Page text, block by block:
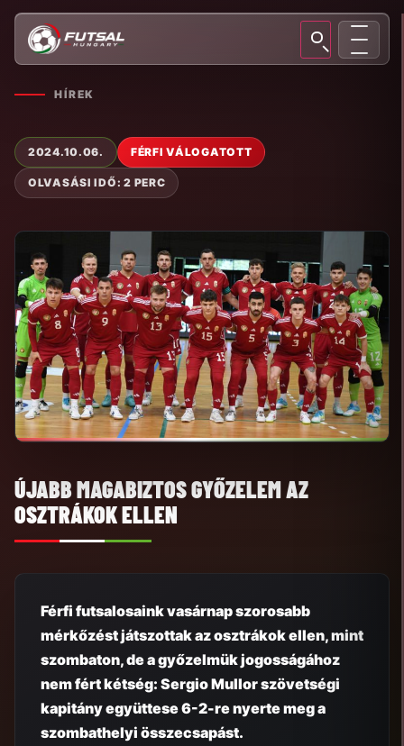
HÍREK
2024.10.06. FÉRFI VÁLOGATOTT
OLVASÁSI IDŐ: 2 PERC
ÚJABB MAGABIZTOS GYŐZELEM AZ
OSZTRÁKOK ELLEN
Férfi futsalosaink vasárnap szorosabb
mérkőzést játszottak az osztrákok ellen, mint
szombaton, de a győzelmük jogosságához
nem fért kétség: Sergio Mullor szövetségi
kapitány együttese 6-2-re nyerte meg a
szombathelyi összecsapást.